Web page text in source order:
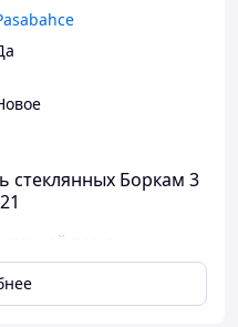
стеклянных Боркам 3
посуды.
данная посуда станет
кто следит за своим